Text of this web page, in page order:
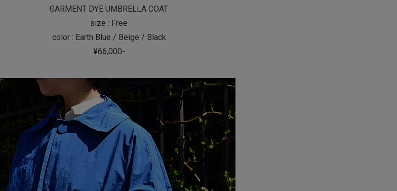
GARMENT DYE UMBRELLA COAT
size : Free
color : Earth Blue / Beige / Black
¥66,000-